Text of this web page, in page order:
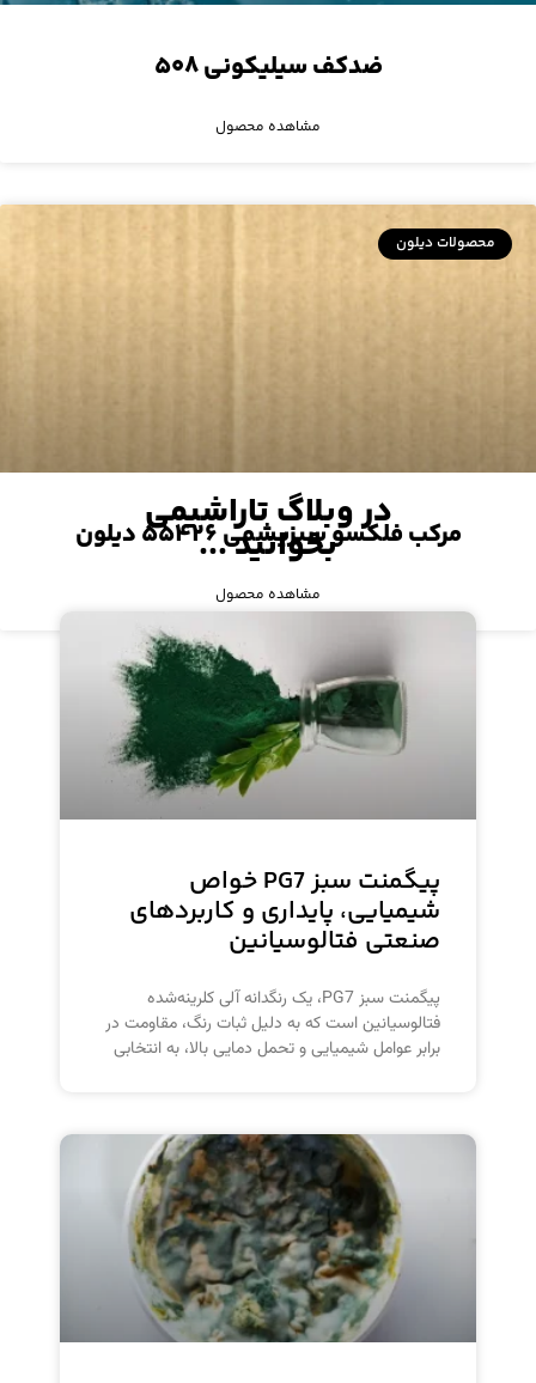
ضدکف سیلیکونی ۵۰۸
مشاهده محصول
محصولات دیلون
مرکب فلکسو سبزیشمی ۵۵۴۲۶ دیلون
مشاهده محصول
در وبلاگ تاراشیمی
بخوانید ...
پیگمنت سبز PG7 خواص
شیمیایی، پایداری و کاربردهای
صنعتی فتالوسیانین
پیگمنت سبز PG7، یک رنگدانه آلی کلرینه‌شده
فتالوسیانین است که به دلیل ثبات رنگ، مقاومت در
برابر عوامل شیمیایی و تحمل دمایی بالا، به انتخابی